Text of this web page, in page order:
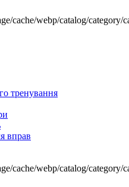
cache/webp/catalog/category/
тренування
вправ
cache/webp/catalog/category/